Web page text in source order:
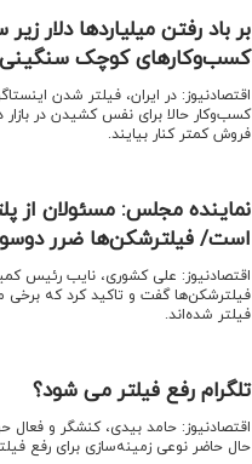
بر باد رفتن میلیاردها دلار
کسب‌وکارهای کوچک
اقتصادنیوز: در ایران، فیلتر شدن
کسب‌وکار حالا برای نفس کشیدن در
فروش کمتر کنار بیایند.
نماینده مجلس: مسئولان از
است/ فیلترشکن‌ها ضرر
اقتصادنیوز: علی کشوری، نایب رئیس
فیلترشکن‌ها گفت و تاکید کرد که برخی
فیلتر شده‌اند.
تلگرام رفع فیلتر می شود؟
اقتصادنیوز: حامد بیدی، کنشگر و
حال حاضر نوعی زمینه‌سازی برای رفع